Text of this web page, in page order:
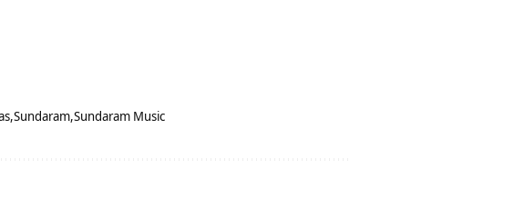
Sundaram Sundaram Music